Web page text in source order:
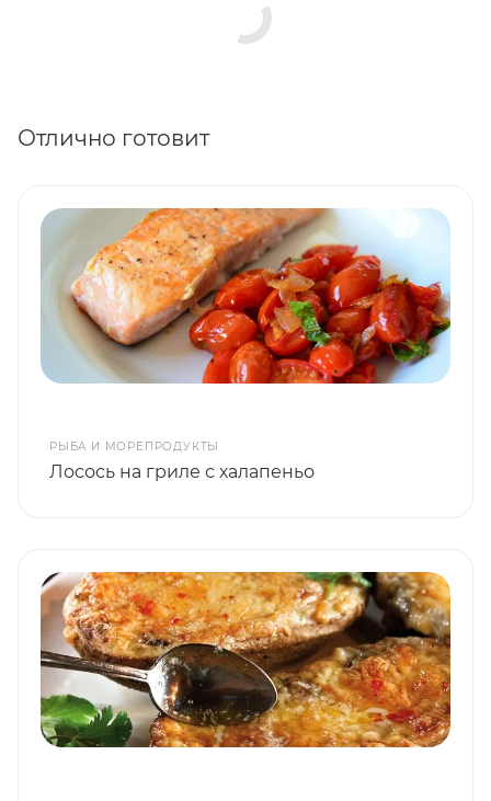
Отлично готовит
РЫБА И МОРЕПРОДУКТЫ
Лосось на гриле с халапеньо